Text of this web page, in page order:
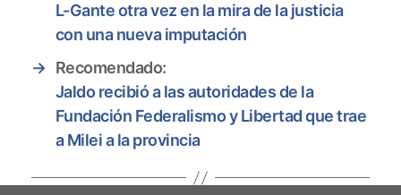
L-Gante otra vez en la mira de la justicia
con una nueva imputación
→ Recomendado:
Jaldo recibió a las autoridades de la
Fundación Federalismo y Libertad que trae
a Milei a la provincia